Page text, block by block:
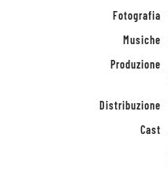
Fotografia
Musiche
Produzione
Distribuzione
Cast